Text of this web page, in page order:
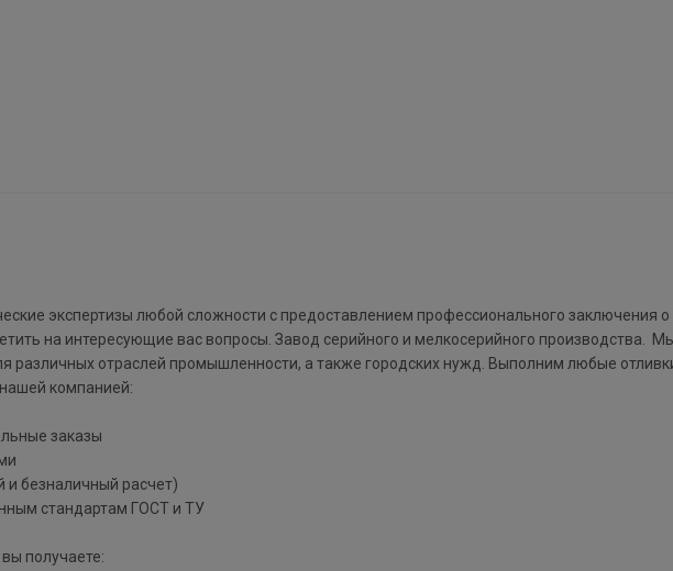
экспертизы любой сложности с предоставлением профессионального заключения о
на интересующие вас вопросы. Завод серийного и мелкосерийного производства.
различных отраслей промышленности, а также городских нужд. Выполним любые
компанией:
заказы
безналичный расчет)
стандартам ГОСТ и ТУ
получаете: